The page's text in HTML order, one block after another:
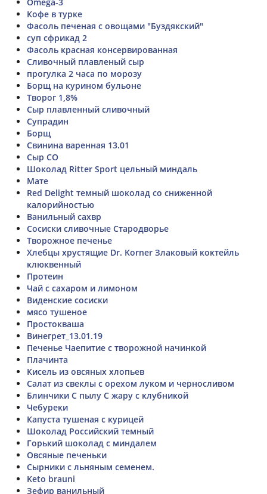
Кофе в турке
Фасоль печеная с овощами "Буздякский"
суп сфрикад 2
Фасоль красная консервированная
Сливочный плавленый сыр
прогулка 2 часа по морозу
Борщ на курином бульоне
Творог 1,8%
Сыр плавленный сливочный
Супрадин
Борщ
Свинина варенная 13.01
Сыр СО
Шоколад Ritter Sport цельный миндаль
Мате
Red Delight темный шоколад со сниженной
калорийностью
Ванильный сахвр
Сосиски сливочные Стародворье
Творожное печенье
Хлебцы хрустящие Dr. Korner Злаковый коктейль
клюквенный
Протеин
Чай с сахаром и лимоном
Виденские сосиски
мясо тушеное
Простокваша
Винегрет_13.01.19
Печенье Чаепитие с творожной начинкой
Плачинта
Кисель из овсяных хлопьев
Салат из свеклы с орехом луком и черносливом
Блинчики С пылу С жару с клубникой
Чебуреки
Капуста тушеная с курицей
Шоколад Российский темный
Горький шоколад с миндалем
Овсяные печеньки
Сырники с льняным семенем.
Keto brauni
Зефир ванильный